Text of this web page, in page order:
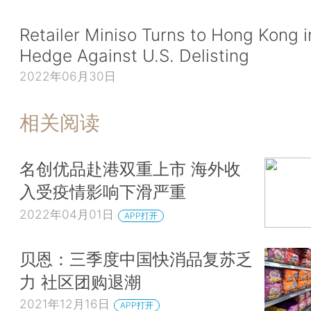
Retailer Miniso Turns to Hong Kong
Hedge Against U.S. Delisting
2022年06月30日
相关阅读
名创优品赴港双重上市 海外收
入受疫情影响下滑严重
2022年04月01日 APP打开
贝恩：三季度中国快消品复苏乏
力 社区团购退潮
2021年12月16日 APP打开